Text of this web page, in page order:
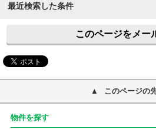
最近検索した条件
このページをメー
このページの
物件を探す